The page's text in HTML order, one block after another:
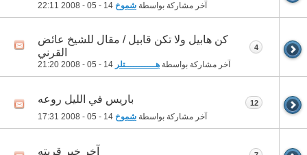
آخر مشاركة بواسطة شموخ 22:11
كن هابيل ولا تكن قابيل / مقال للشيخ عائض
القرني
آخر مشاركة بواسطة هـــــــــــتلر 21:20
4
باريس في الليل روعه
آخر مشاركة بواسطة شموخ 17:31
12
آخر خبر قريته